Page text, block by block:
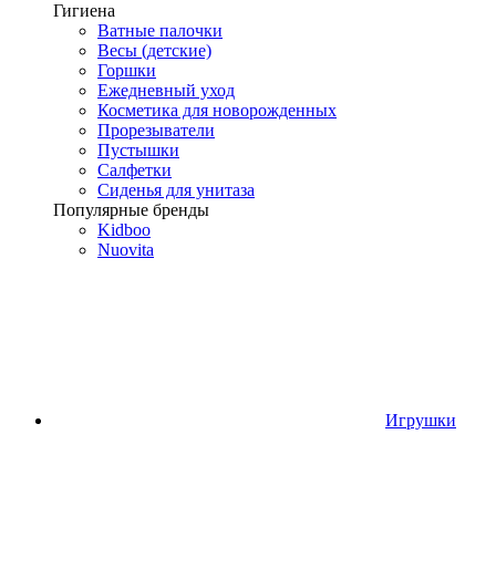
Гигиена
Ватные палочки
Весы (детские)
Горшки
Ежедневный уход
Косметика для новорожденных
Прорезыватели
Пустышки
Салфетки
Сиденья для унитаза
Популярные бренды
Kidboo
Nuovita
Игрушки